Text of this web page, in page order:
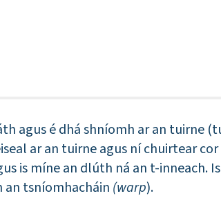
agus é dhá shníomh ar an tuirne
ar an tuirne agus ní chuirtear
is míne an dlúth ná an t-inneach.
an tsníomhacháin (warp).